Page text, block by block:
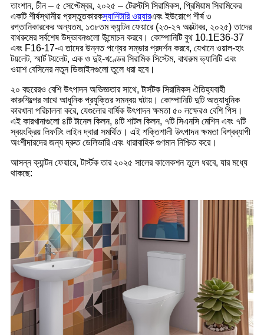
তাংশান, চীন – ৫ সেপ্টেম্বর, ২০২৫ – টেরস্টসি সিরামিকস, প্রিমিয়াম সিরামিকের
একটি শীর্ষস্থানীয় প্রস্তুতকারকস্যানিটারি ওয়্যারএবং ইউরোপে শীর্ষ ৩
রপ্তানিকারকের অন্যতম, ১৩৮তম ক্যান্টন ফেয়ারে (২৩-২৭ অক্টোবর, ২০২৫) তাদের
বাথরুমের সর্বশেষ উদ্ভাবনগুলো উন্মোচন করবে। কোম্পানিটি বুথ 10.1E36-37
এবং F16-17-এ তাদের উন্নত পণ্যের সম্ভার প্রদর্শন করবে, যেখানে ওয়াল-হাং
টয়লেট, স্মার্ট টয়লেট, এক ও দুই-খণ্ডের সিরামিক সিস্টেম, বাথরুম ভ্যানিটি এবং
ওয়াশ বেসিনের নতুন ডিজাইনগুলো তুলে ধরা হবে।
২০ বছরেরও বেশি উৎপাদন অভিজ্ঞতার সাথে, টার্সটক সিরামিকস ঐতিহ্যবাহী
কারুশিল্পের সাথে আধুনিক প্রযুক্তির সমন্বয় ঘটায়। কোম্পানিটি দুটি অত্যাধুনিক
কারখানা পরিচালনা করে, যেগুলোর বার্ষিক উৎপাদন ক্ষমতা ৫০ লক্ষেরও বেশি পিস।
এই কারখানাগুলো ৪টি টানেল কিলন, ৪টি শাটল কিলন, ৭টি সিএনসি মেশিন এবং ৭টি
স্বয়ংক্রিয় লিফটিং লাইন দ্বারা সমর্থিত। এই শক্তিশালী উৎপাদন ক্ষমতা বিশ্বব্যাপী
অংশীদারদের জন্য দ্রুত ডেলিভারি এবং ধারাবাহিক গুণমান নিশ্চিত করে।
আসন্ন ক্যান্টন ফেয়ারে, টার্স্টক তার ২০২৫ সালের কালেকশন তুলে ধরবে, যার মধ্যে
থাকছে: